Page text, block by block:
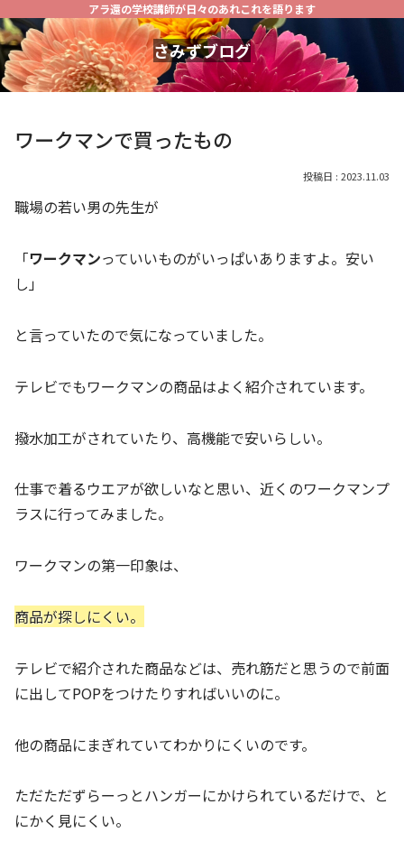
アラ還の学校講師が日々のあれこれを語ります
さみずブログ
ワークマンで買ったもの
2023.11.03
職場の若い男の先生が
「ワークマンっていいものがいっぱいありますよ。安い
し」
と言っていたので気になっていました。
テレビでもワークマンの商品はよく紹介されています。
撥水加工がされていたり、高機能で安いらしい。
仕事で着るウエアが欲しいなと思い、近くのワークマンプ
ラスに行ってみました。
ワークマンの第一印象は、
商品が探しにくい。
テレビで紹介された商品などは、売れ筋だと思うので前面
に出してPOPをつけたりすればいいのに。
他の商品にまぎれていてわかりにくいのです。
ただただずらーっとハンガーにかけられているだけで、と
にかく見にくい。